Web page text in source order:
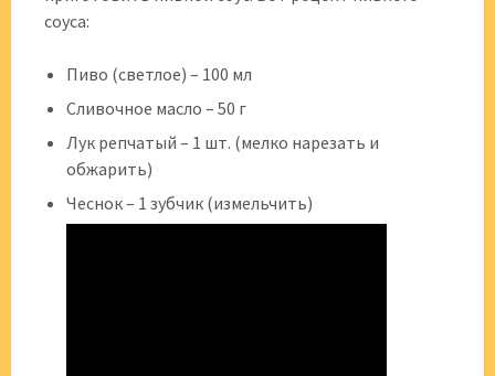
соуса:
Пиво (светлое) – 100 мл
Сливочное масло – 50 г
Лук репчатый – 1 шт. (мелко нарезать и
обжарить)
Чеснок – 1 зубчик (измельчить)